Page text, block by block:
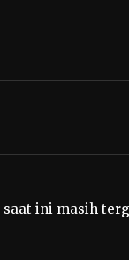
saat ini masih